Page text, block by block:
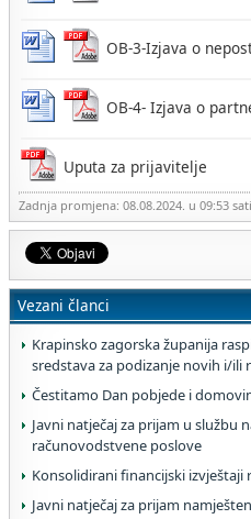
OB-3-Izjava o
OB-4- Izjava o
Uputa za prijavitelje
Zadnja promjena: 08.08.2024. u 09:53 sati
Vezani članci
Krapinsko zagorska županija
sredstava za podizanje novih i/
Čestitamo Dan pobjede i
Javni natječaj za prijam u službu
računovodstvene poslove
Konsolidirani financijski izvještaji
Javni natječaj za prijam